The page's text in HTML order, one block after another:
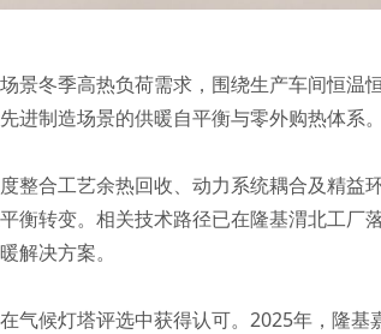
景冬季高热负荷需求，围绕生产车间恒
进制造场景的供暖自平衡与零外购热体系。
整合工艺余热回收、动力系统耦合及精
衡转变。相关技术路径已在隆基渭北工
解决方案。
气候灯塔评选中获得认可。2025年，隆